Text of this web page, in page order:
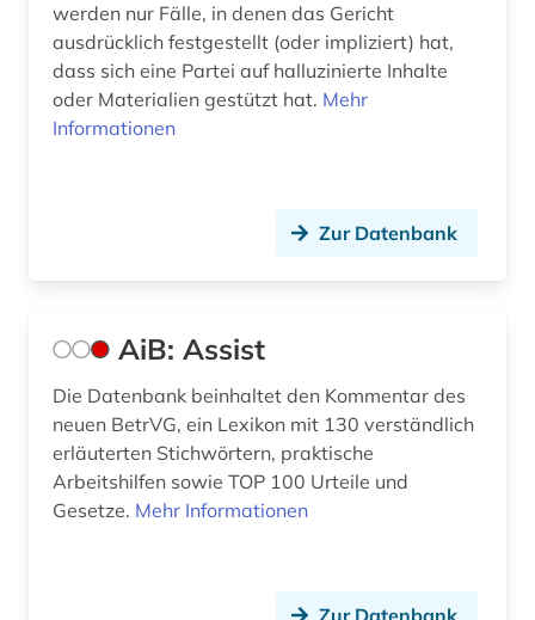
deutschland : abgabenordnung (1)
deutschland : finanzgerichtsordnung (1)
deutschland. bundesarbeitsgericht (1)
deutschland. deutscher bundestag (1)
werden nur Fälle, in denen das Gericht
ausdrücklich festgestellt (oder impliziert) hat,
dass sich eine Partei auf halluzinierte Inhalte
oder Materialien gestützt hat. Mehr
Informationen
Zur Datenbank
AiB: Assist
Die Datenbank beinhaltet den Kommentar des
neuen BetrVG, ein Lexikon mit 130 verständlich
erläuterten Stichwörtern, praktische
Arbeitshilfen sowie TOP 100 Urteile und
Gesetze. Mehr Informationen